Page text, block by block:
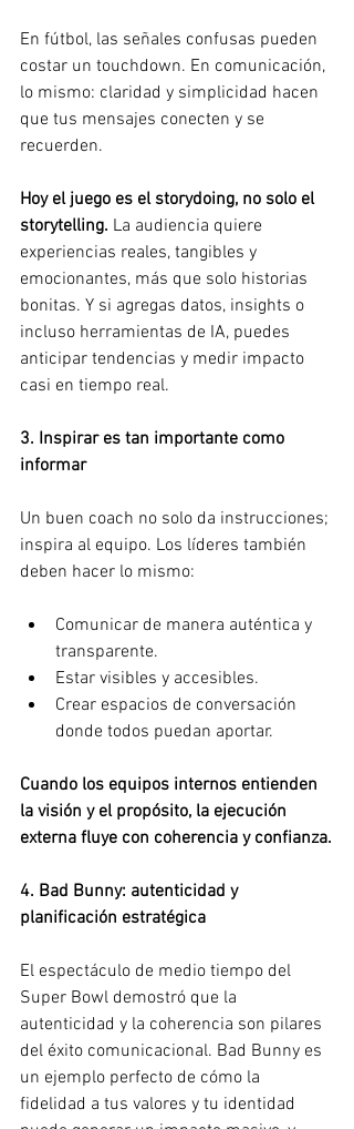
En fútbol, las señales confusas pueden
costar un touchdown. En comunicación,
lo mismo: claridad y simplicidad hacen
que tus mensajes conecten y se
recuerden.
Hoy el juego es el storydoing, no solo el
storytelling. La audiencia quiere
experiencias reales, tangibles y
emocionantes, más que solo historias
bonitas. Y si agregas datos, insights o
incluso herramientas de IA, puedes
anticipar tendencias y medir impacto
casi en tiempo real.
3. Inspirar es tan importante como
informar
Un buen coach no solo da instrucciones;
inspira al equipo. Los líderes también
deben hacer lo mismo:
Comunicar de manera auténtica y
transparente.
Estar visibles y accesibles.
Crear espacios de conversación
donde todos puedan aportar.
Cuando los equipos internos entienden
la visión y el propósito, la ejecución
externa fluye con coherencia y confianza.
4. Bad Bunny: autenticidad y
planificación estratégica
El espectáculo de medio tiempo del
Super Bowl demostró que la
autenticidad y la coherencia son pilares
del éxito comunicacional. Bad Bunny es
un ejemplo perfecto de cómo la
fidelidad a tus valores y tu identidad